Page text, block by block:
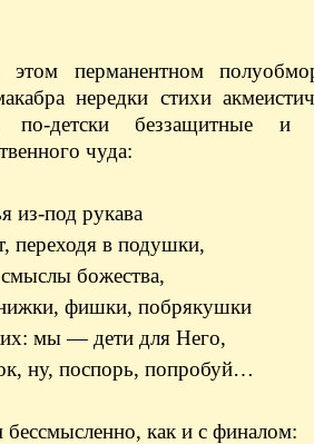
перманентном
нередки стихи
по-детски беззащитные и
чуда:
из-под рукава
переходя в подушки,
божества,
фишки, побрякушки
мы — дети для Него,
ну, поспорь, попробуй…
бессмысленно, как и с финалом: